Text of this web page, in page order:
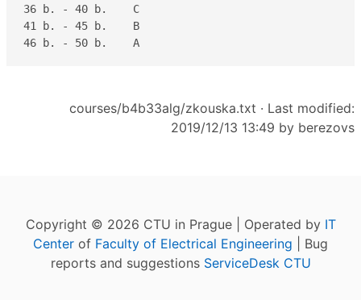
36 b. - 40 b.    C
41 b. - 45 b.    B
46 b. - 50 b.    A
courses/b4b33alg/zkouska.txt · Last modified:
2019/12/13 13:49 by berezovs
Copyright © 2026 CTU in Prague | Operated by IT
Center of Faculty of Electrical Engineering | Bug
reports and suggestions ServiceDesk CTU